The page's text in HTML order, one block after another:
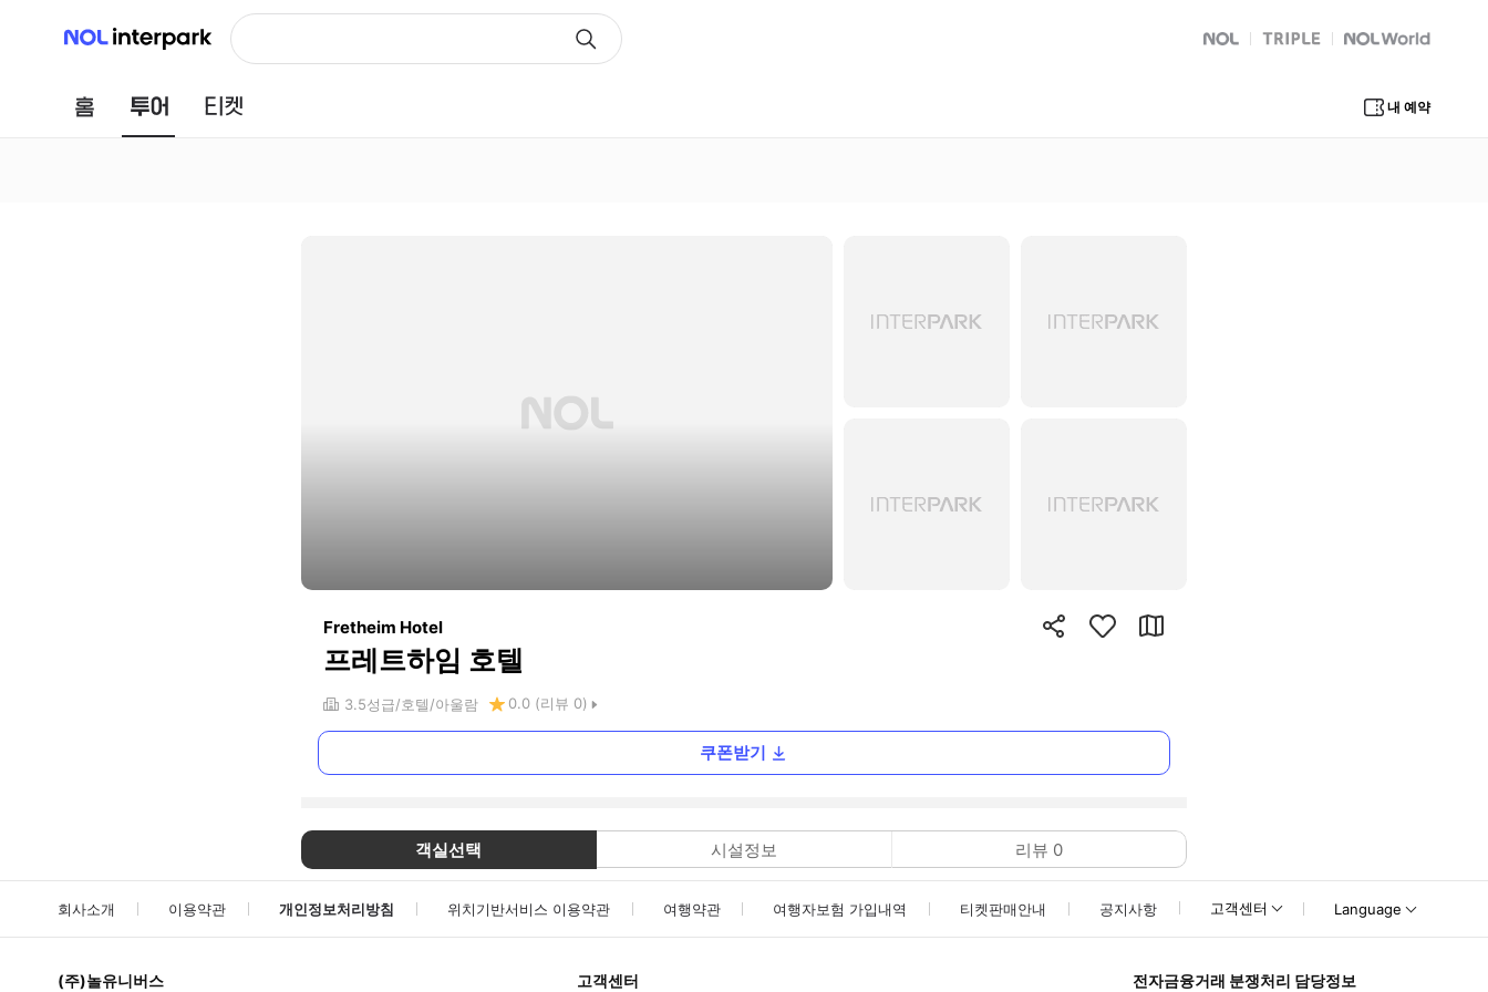
NOL 인터파크
NOL
트리플 Global Interpark
홈 투어 내 예약
Fretheim Hotel
프레트하임 호텔
3.5성급 호텔 아울람 0.0 (리뷰 0)
쿠폰받기
객실선택 시설정보 리뷰 0
회사소개 이용약관 개인정보처리방침 위치기반서비스 이용약관 여행약관 여행자보험 가입내역 티켓판매안내 공지사항 고객센터 Language
(주)놀유니버스 고객센터 전자금융거래 분쟁처리 담당정보